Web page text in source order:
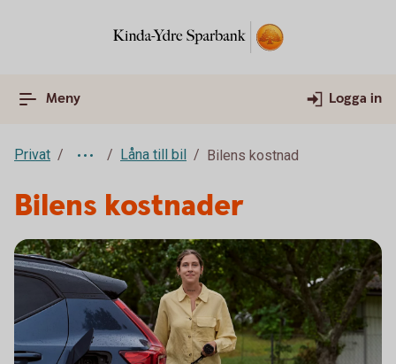
Meny Logga in
Privat Låna till bil Bilens kostnad
Bilens kostnader